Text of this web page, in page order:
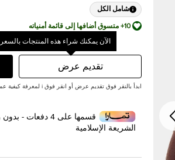
شامل الكل
10+ متسوق أضافها إلى قائمة أمنياته
الآن يمكنك شراء هذه المنتجات بالسعر
تقديم عرض
ابدأ بالنقر فوق تقديم عرض أو انقر فوق i لمعرفة كيفية عمله
قسمها على 4
الشريعة الإسلامية